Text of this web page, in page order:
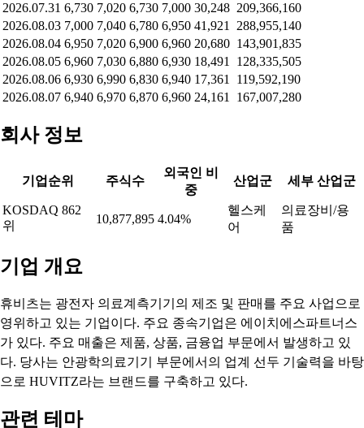
2026.07.31 6,730 7,020 6,730 7,000 30,248 209,366,160
2026.08.03 7,000 7,040 6,780 6,950 41,921
288,955,140
2026.08.04 6,950 7,020 6,900 6,960 20,680 143,901,835
2026.08.05 6,960 7,030 6,880 6,930 18,491
128,335,505
2026.08.06 6,930 6,990 6,830 6,940 17,361
119,592,190
2026.08.07 6,940 6,970 6,870 6,960 24,161 167,007,280
회사 정보
기업순위 주식수
외국인 비
중
산업군 세부 산업군
KOSDAQ 862
위
10,877,895 4.04%
헬스케
어
의료장비/용
품
기업 개요
휴비츠는 광전자 의료계측기기의 제조 및 판매를 주요 사업으로
영위하고 있는 기업이다. 주요 종속기업은 에이치에스파트너스
가 있다. 주요 매출은 제품, 상품, 금융업 부문에서 발생하고 있
다. 당사는 안광학의료기기 부문에서의 업계 선두 기술력을 바탕
으로 HUVITZ라는 브랜드를 구축하고 있다.
관련 테마